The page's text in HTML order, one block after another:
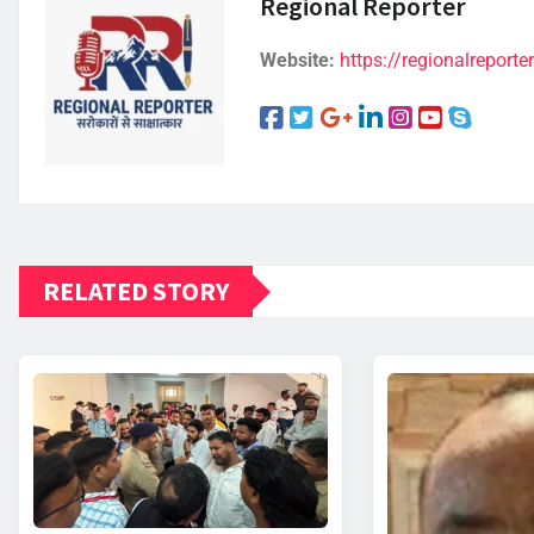
Website: https://
RELATED STORY